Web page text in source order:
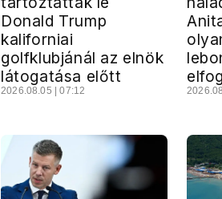
Donald Trump
kaliforniai
golfklubjánál az elnök
látogatása előtt
2026.08.05 | 07:12